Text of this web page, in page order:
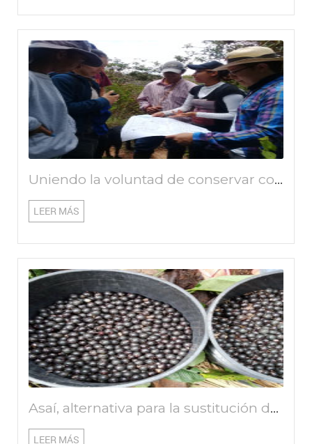
Uniendo la voluntad de conservar con la ciencia en Zapatoca (Santander)
LEER MÁS
Asaí, alternativa para la sustitución de cultivos ilícitos y conservación de los humedales del Bajo Putumayo
LEER MÁS